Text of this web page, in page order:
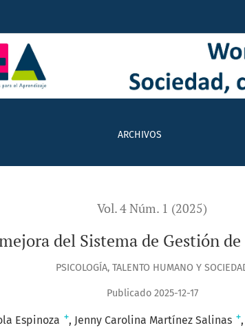
ARCHIVOS
Vol. 4 Núm. 1 (2025)
del Sistema de Gestión
PSICOLOGÍA, TALENTO HUMANO Y
Publicado 2025-12-17
Espinoza + Jenny Carolina Martínez Salinas +